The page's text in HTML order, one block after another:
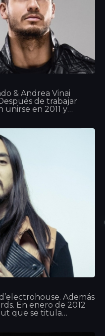
& Andrea Vinai
de trabajar
en 2011 y
Vinai
lanzado la canción
la mejor plataforma
Además
En enero de 2012
que se titula